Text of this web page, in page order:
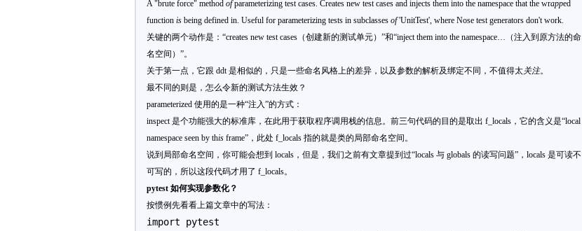
A "brute force" method ofparameterizing test cases. Creates new test cases and injects them into the namespace that the wrapped
function is being defined in. Useful for parameterizing tests in subclasses of'UnitTest', where Nose test generators don't work.
关键的两个动作是：“creates new test cases（创建新的测试单元）”和“inject them into the namespace…（注入到原方法的命
名空间）”。
关于第一点，它跟 ddt 是相似的，只是一些命名风格上的差异，以及参数的解析及绑定不同，不值得太关注。
最不同的则是，怎么令新的测试方法生效？
parameterized 使用的是一种“注入”的方式：
inspect 是个功能强大的标准库，在此用于获取程序调用栈的信息。前三句代码的目的是取出 f_locals，它的含义是“local
namespace seen by this frame”，此处 f_locals 指的就是类的局部命名空间。
说到局部命名空间，你可能会想到 locals，但是，我们之前有文章提到过“locals 与 globals 的读写问题”，locals 是可读不
可写的，所以这段代码才用了 f_locals。
pytest 如何实现参数化？
按惯例先看看上篇文章中的写法：
import pytest